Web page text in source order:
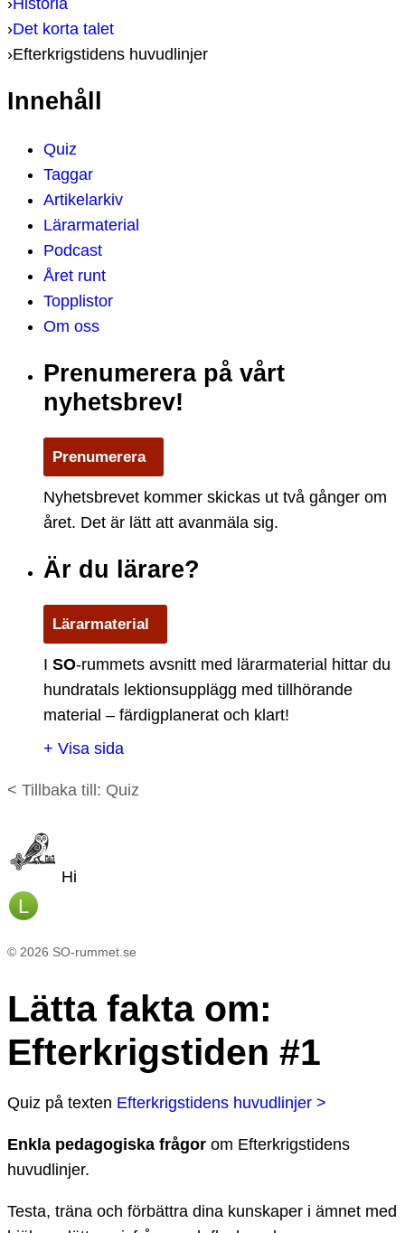
›Historia
›Det korta talet
›Efterkrigstidens huvudlinjer
Innehåll
Quiz
Taggar
Artikelarkiv
Lärarmaterial
Podcast
Året runt
Topplistor
Om oss
Prenumerera på vårt
nyhetsbrev!
Prenumerera
Nyhetsbrevet kommer skickas ut två gånger om
året. Det är lätt att avanmäla sig.
Är du lärare?
Lärarmaterial
I SO-rummets avsnitt med lärarmaterial hittar du
hundratals lektionsupplägg med tillhörande
material – färdigplanerat och klart!
+ Visa sida
< Tillbaka till: Quiz
Hi
L
© 2026 SO-rummet.se
Lätta fakta om:
Efterkrigstiden #1
Quiz på texten Efterkrigstidens huvudlinjer >
Enkla pedagogiska frågor om Efterkrigstidens
huvudlinjer.
Testa, träna och förbättra dina kunskaper i ämnet med